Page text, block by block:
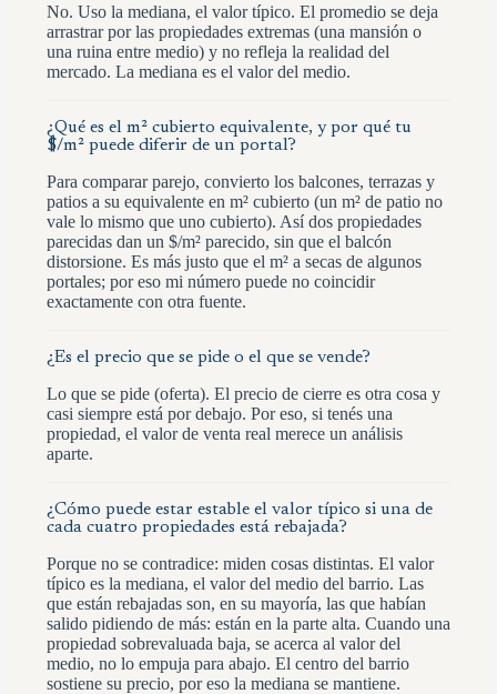
No. Uso la mediana, el valor típico. El promedio se deja
arrastrar por las propiedades extremas (una mansión o
una ruina entre medio) y no refleja la realidad del
mercado. La mediana es el valor del medio.
¿Qué es el m² cubierto equivalente, y por qué tu
$/m² puede diferir de un portal?
Para comparar parejo, convierto los balcones, terrazas y
patios a su equivalente en m² cubierto (un m² de patio no
vale lo mismo que uno cubierto). Así dos propiedades
parecidas dan un $/m² parecido, sin que el balcón
distorsione. Es más justo que el m² a secas de algunos
portales; por eso mi número puede no coincidir
exactamente con otra fuente.
¿Es el precio que se pide o el que se vende?
Lo que se pide (oferta). El precio de cierre es otra cosa y
casi siempre está por debajo. Por eso, si tenés una
propiedad, el valor de venta real merece un análisis
aparte.
¿Cómo puede estar estable el valor típico si una de
cada cuatro propiedades está rebajada?
Porque no se contradice: miden cosas distintas. El valor
típico es la mediana, el valor del medio del barrio. Las
que están rebajadas son, en su mayoría, las que habían
salido pidiendo de más: están en la parte alta. Cuando una
propiedad sobrevaluada baja, se acerca al valor del
medio, no lo empuja para abajo. El centro del barrio
sostiene su precio, por eso la mediana se mantiene.